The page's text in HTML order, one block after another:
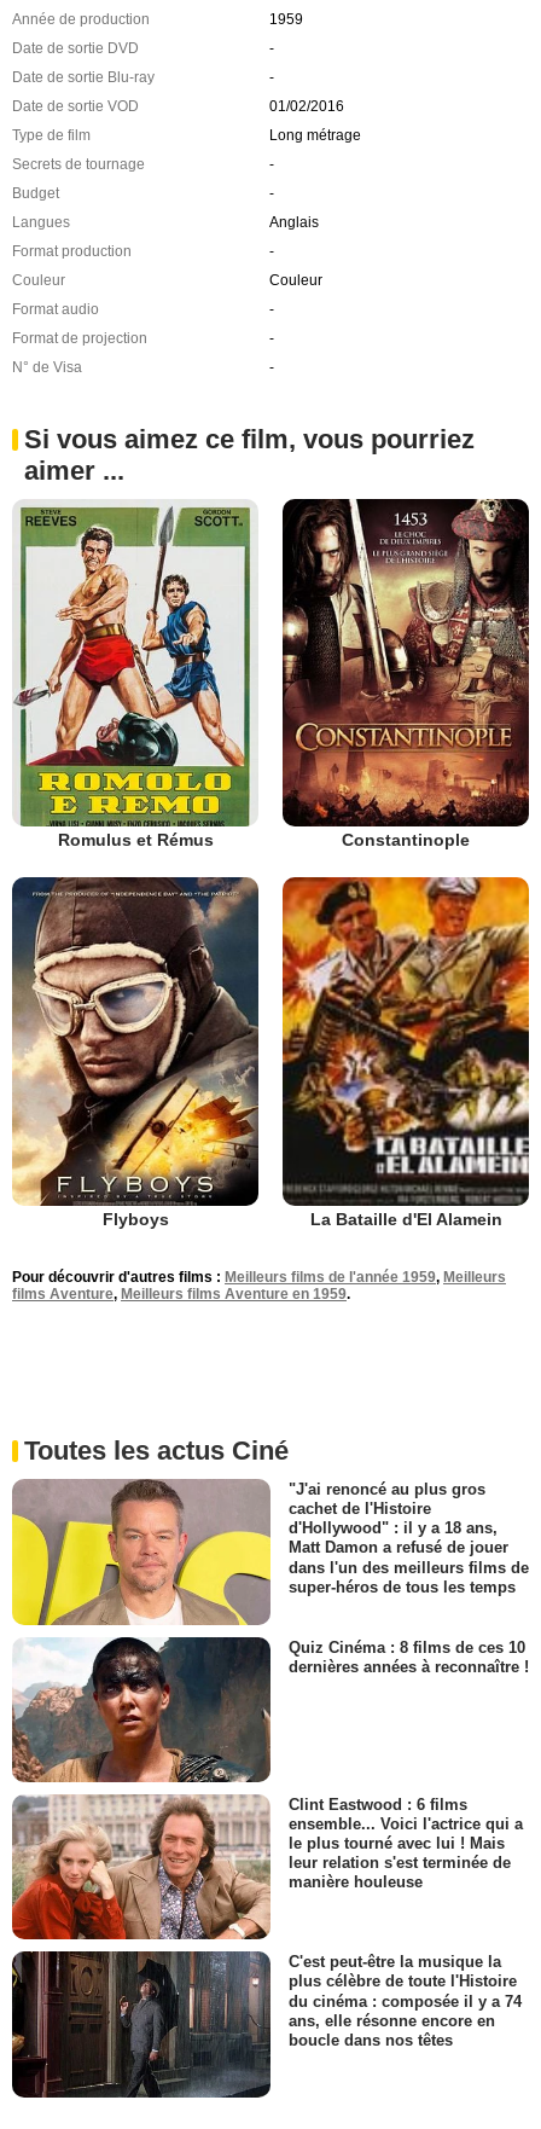
Année de production
1959
Date de sortie DVD
-
Date de sortie Blu-ray
-
Date de sortie VOD
01/02/2016
Type de film
Long métrage
Secrets de tournage
-
Budget
-
Langues
Anglais
Format production
-
Couleur
Couleur
Format audio
-
Format de projection
-
N° de Visa
-
Si vous aimez ce film, vous pourriez
aimer ...
Romulus et Rémus Constantinople
Flyboys La Bataille d'El Alamein
Pour découvrir d'autres films : Meilleurs films de l'année 1959, Meilleurs
films Aventure, Meilleurs films Aventure en 1959.
Toutes les actus Ciné
"J'ai renoncé au plus gros
cachet de l'Histoire
d'Hollywood" : il y a 18 ans,
Matt Damon a refusé de jouer
dans l'un des meilleurs films de
super-héros de tous les temps
Quiz Cinéma : 8 films de ces 10
dernières années à reconnaître !
Clint Eastwood : 6 films
ensemble... Voici l'actrice qui a
le plus tourné avec lui ! Mais
leur relation s'est terminée de
manière houleuse
C'est peut-être la musique la
plus célèbre de toute l'Histoire
du cinéma : composée il y a 74
ans, elle résonne encore en
boucle dans nos têtes